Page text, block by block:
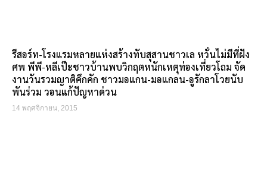
รีสอร์ท-โรงแรมหลายแห่งสร้างทับสุสานชาวเล หวั่นไม่มีที่ฝัง
ศพ พีพี-หลีเป๊ะชาวบ้านพบวิกฤตหนักเหตุท่องเที่ยวโถม จัด
งานวันรวมญาติคึกคัก ชาวมอแกน-มอแกลน-อูรักลาโวยนับ
พันร่วม วอนแก้ปัญหาด่วน
14 พฤศจิกายน, 2015